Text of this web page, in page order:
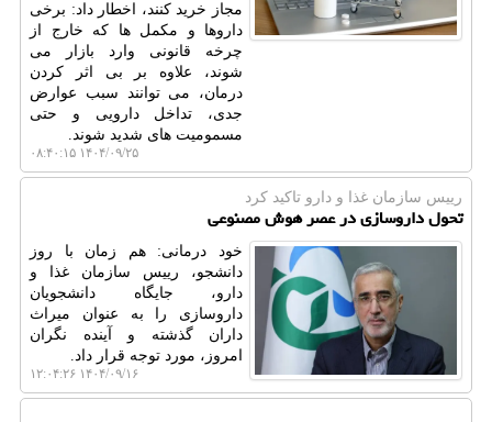
مجاز خرید کنند، اخطار داد: برخی
داروها و مکمل ها که خارج از
چرخه قانونی وارد بازار می
شوند، علاوه بر بی اثر کردن
درمان، می توانند سبب عوارض
جدی، تداخل دارویی و حتی
مسمومیت های شدید شوند.
۱۴۰۴/۰۹/۲۵ ۰۸:۴۰:۱۵
رییس سازمان غذا و دارو تاكید كرد
تحول داروسازی در عصر هوش مصنوعی
خود درمانی: هم زمان با روز
دانشجو، رییس سازمان غذا و
دارو، جایگاه دانشجویان
داروسازی را به عنوان میراث
داران گذشته و آینده نگران
امروز، مورد توجه قرار داد.
۱۴۰۴/۰۹/۱۶ ۱۲:۰۴:۲۶